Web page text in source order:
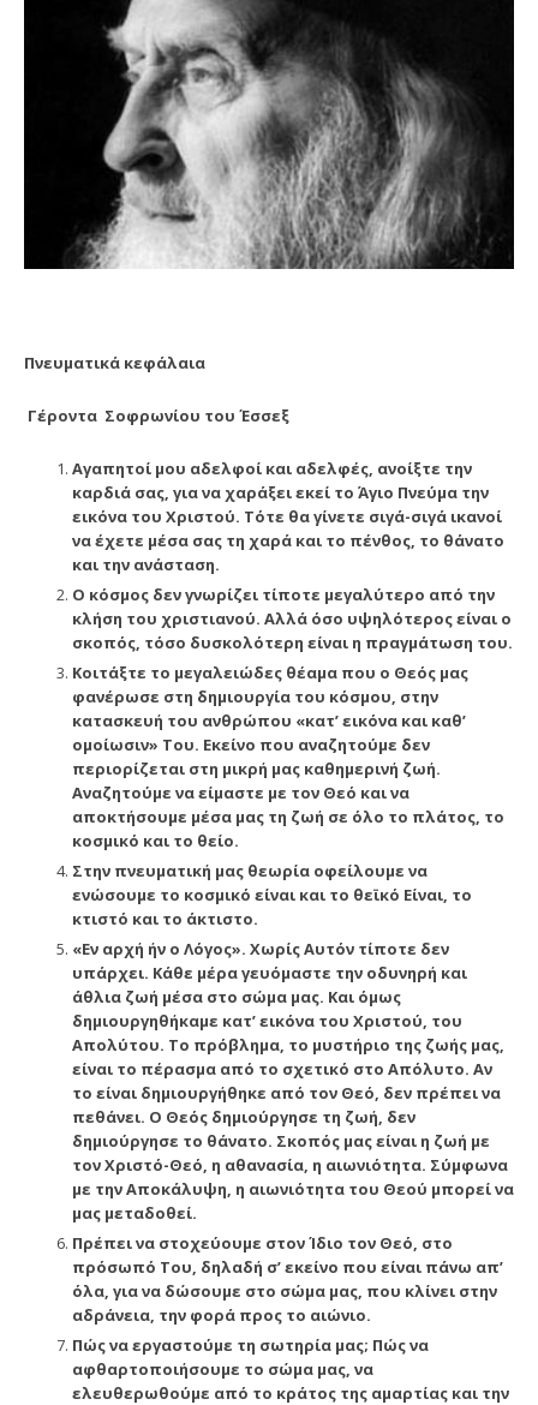
Πνευματικά κεφάλαια
Γέροντα Σοφρωνίου του Έσσεξ
Αγαπητοί μου αδελφοί και αδελφές, ανοίξτε την
καρδιά σας, για να χαράξει εκεί το Άγιο Πνεύμα την
εικόνα του Χριστού. Τότε θα γίνετε σιγά-σιγά ικανοί
να έχετε μέσα σας τη χαρά και το πένθος, το θάνατο
και την ανάσταση.
Ο κόσμος δεν γνωρίζει τίποτε μεγαλύτερο από την
κλήση του χριστιανού. Αλλά όσο υψηλότερος είναι ο
σκοπός, τόσο δυσκολότερη είναι η πραγμάτωση του.
Κοιτάξτε το μεγαλειώδες θέαμα που ο Θεός μας
φανέρωσε στη δημιουργία του κόσμου, στην
κατασκευή του ανθρώπου «κατ’ εικόνα και καθ’
ομοίωσιν» Του. Εκείνο που αναζητούμε δεν
περιορίζεται στη μικρή μας καθημερινή ζωή.
Αναζητούμε να είμαστε με τον Θεό και να
αποκτήσουμε μέσα μας τη ζωή σε όλο το πλάτος, το
κοσμικό και το θείο.
Στην πνευματική μας θεωρία οφείλουμε να
ενώσουμε το κοσμικό είναι και το θεϊκό Είναι, το
κτιστό και το άκτιστο.
«Εν αρχή ήν ο Λόγος». Χωρίς Αυτόν τίποτε δεν
υπάρχει. Κάθε μέρα γευόμαστε την οδυνηρή και
άθλια ζωή μέσα στο σώμα μας. Και όμως
δημιουργηθήκαμε κατ’ εικόνα του Χριστού, του
Απολύτου. Το πρόβλημα, το μυστήριο της ζωής μας,
είναι το πέρασμα από το σχετικό στο Απόλυτο. Αν
το είναι δημιουργήθηκε από τον Θεό, δεν πρέπει να
πεθάνει. Ο Θεός δημιούργησε τη ζωή, δεν
δημιούργησε το θάνατο. Σκοπός μας είναι η ζωή με
τον Χριστό-Θεό, η αθανασία, η αιωνιότητα. Σύμφωνα
με την Αποκάλυψη, η αιωνιότητα του Θεού μπορεί να
μας μεταδοθεί.
Πρέπει να στοχεύουμε στον Ίδιο τον Θεό, στο
πρόσωπό Του, δηλαδή σ’ εκείνο που είναι πάνω απ’
όλα, για να δώσουμε στο σώμα μας, που κλίνει στην
αδράνεια, την φορά προς το αιώνιο.
Πώς να εργαστούμε τη σωτηρία μας; Πώς να
αφθαρτοποιήσουμε το σώμα μας, να
ελευθερωθούμε από το κράτος της αμαρτίας και την